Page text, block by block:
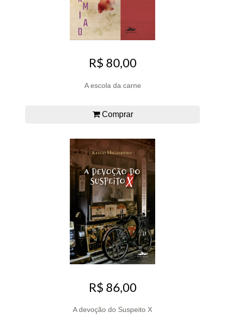
R$ 80,00
A escola da carne
Comprar
R$ 86,00
A devoção do Suspeito X